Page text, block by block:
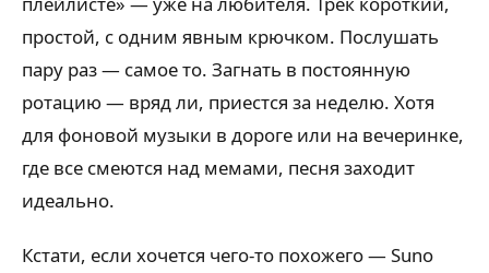
простой, с одним явным крючком. Послушать
пару раз — самое то. Загнать в постоянную
ротацию — вряд ли, приестся за неделю. Хотя
для фоновой музыки в дороге или на вечеринке,
где все смеются над мемами, песня заходит
идеально.
Кстати, если хочется чего-то похожего — Suno